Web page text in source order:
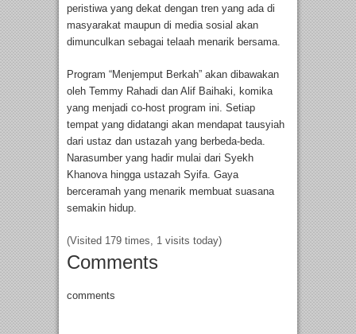
peristiwa yang dekat dengan tren yang ada di
masyarakat maupun di media sosial akan
dimunculkan sebagai telaah menarik bersama.
Program “Menjemput Berkah” akan dibawakan
oleh Temmy Rahadi dan Alif Baihaki, komika
yang menjadi co-host program ini. Setiap
tempat yang didatangi akan mendapat tausyiah
dari ustaz dan ustazah yang berbeda-beda.
Narasumber yang hadir mulai dari Syekh
Khanova hingga ustazah Syifa. Gaya
berceramah yang menarik membuat suasana
semakin hidup.
(Visited 179 times, 1 visits today)
Comments
comments